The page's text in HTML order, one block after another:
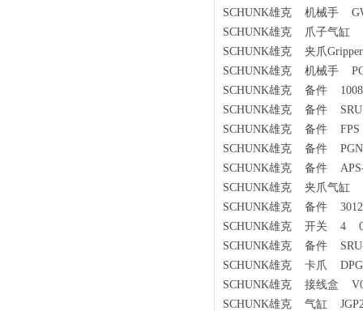
SCHUNK雄克 机械手
SCHUNK雄克 爪子气缸
SCHUNK雄克 夹爪Gripper
SCHUNK雄克 机械手
SCHUNK雄克 备件
SCHUNK雄克 备件
SCHUNK雄克 备件 FPS
SCHUNK雄克 备件 PGN
SCHUNK雄克 备件 APS-
SCHUNK雄克 夹爪气缸
SCHUNK雄克 备件
SCHUNK雄克 开关 4
SCHUNK雄克 备件 SRU-
SCHUNK雄克 卡爪 DPG-
SCHUNK雄克 接线盒
SCHUNK雄克 气缸